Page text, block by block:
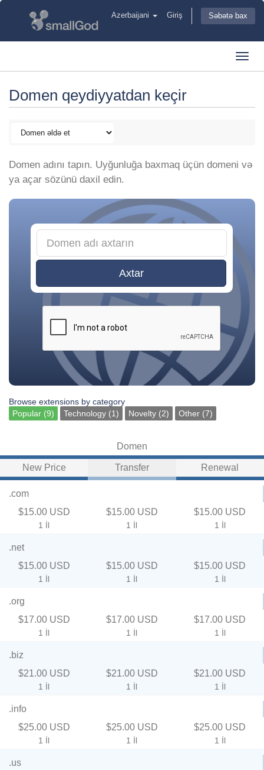
Azerbaijani Giriş Səbətə bax
Domen qeydiyyatdan keçir
Domen adını tapın. Uyğunluğa baxmaq üçün domeni və
ya açar sözünü daxil edin.
Axtar
Browse extensions by category
Popular (9)
Technology (1) Novelty (2) Other (7)
Domen
New Price Transfer Renewal
.com
$15.00 USD
1 İl
$15.00 USD
1 İl
$15.00 USD
1 İl
.net
$15.00 USD
1 İl
$15.00 USD
1 İl
$15.00 USD
1 İl
.org
$17.00 USD
1 İl
$17.00 USD
1 İl
$17.00 USD
1 İl
.biz
$21.00 USD
1 İl
$21.00 USD
1 İl
$21.00 USD
1 İl
.info
$25.00 USD
1 İl
$25.00 USD
1 İl
$25.00 USD
1 İl
.us